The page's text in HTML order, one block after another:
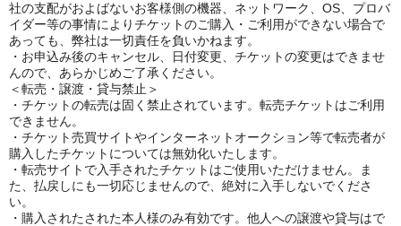
社の支配がおよばないお客様側の機器、ネットワーク、OS、プロバ
イダー等の事情によりチケットのご購入・ご利用ができない場合で
あっても、弊社は一切責任を負いかねます。
・お申込み後のキャンセル、日付変更、チケットの変更はできませ
んので、あらかじめご了承ください。
＜転売・譲渡・貸与禁止＞
・チケットの転売は固く禁止されています。転売チケットはご利用
できません。
・チケット売買サイトやインターネットオークション等で転売者が
購入したチケットについては無効化いたします。
・転売サイトで入手されたチケットはご使用いただけません。ま
た、払戻しにも一切応じませんので、絶対に入手しないでくださ
い。
・購入されたされた本人様のみ有効です。他人への譲渡や貸与はで